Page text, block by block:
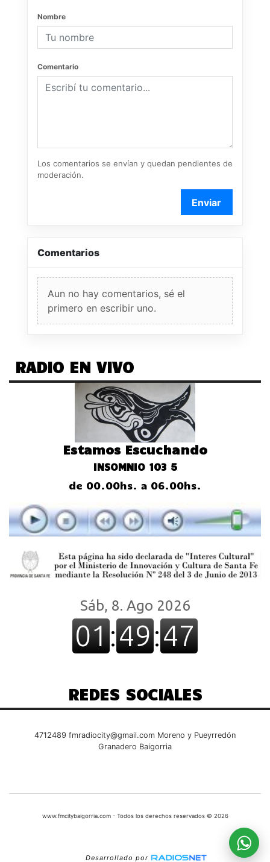
Nombre
Comentario
Los comentarios se envían y quedan pendientes de
moderación.
Enviar
Comentarios
Aun no hay comentarios, sé el
primero en escribir uno.
RADIO EN VIVO
Estamos Escuchando
INSOMNIO 103 5
de 00.00hs. a 06.00hs.
REDES SOCIALES
4712489 fmradiocity@gmail.com Moreno y Pueyrredón
Granadero Baigorria
www.fmcitybaigorria.com - Todos los derechos reservados © 2026
Desarrollado por